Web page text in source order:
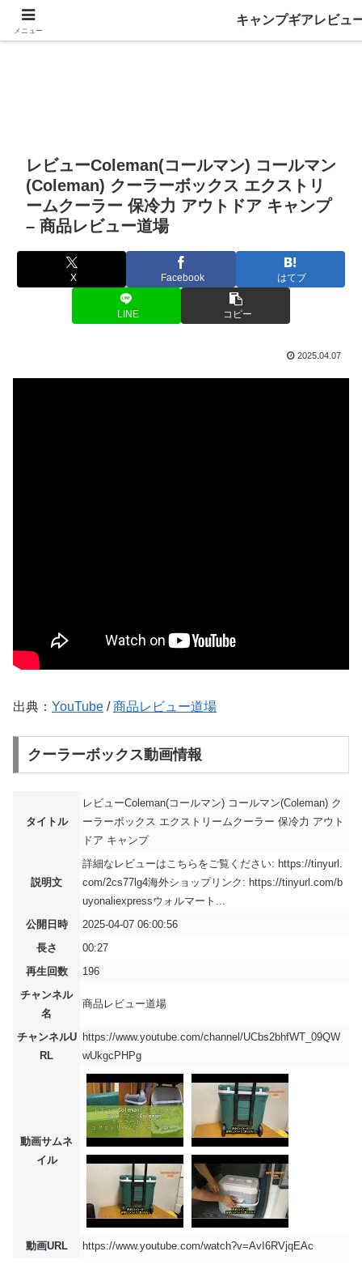
レビューColeman(コールマン) コールマン
(Coleman) クーラーボックス エクストリ
ームクーラー 保冷力 アウトドア キャンプ
– 商品レビュー道場
X Facebook はてブ
LINE コピー
2025.04.07
出典： YouTube /商品レビュー道場
クーラーボックス動画情報
タイトル
レビューColeman(コールマン) コールマン(Coleman) ク
ーラーボックス エクストリームクーラー 保冷力 アウト
ドア キャンプ
説明文
詳細なレビューはこちらをご覧ください: https://tinyurl.
com/2cs77lg4海外ショップリンク: https://tinyurl.com/b
uyonaliexpressウォルマート...
公開日時
2025-04-07 06:00:56
長さ
00:27
再生回数
196
チャンネル
名
商品レビュー道場
チャンネルU
RL
https://www.youtube.com/channel/UCbs2bhfWT_09QW
wUkgcPHPg
動画サムネ
イル
動画URL https://www.youtube.com/watch?v=AvI6RVjqEAc
メニュー
キャンプギアレビュ